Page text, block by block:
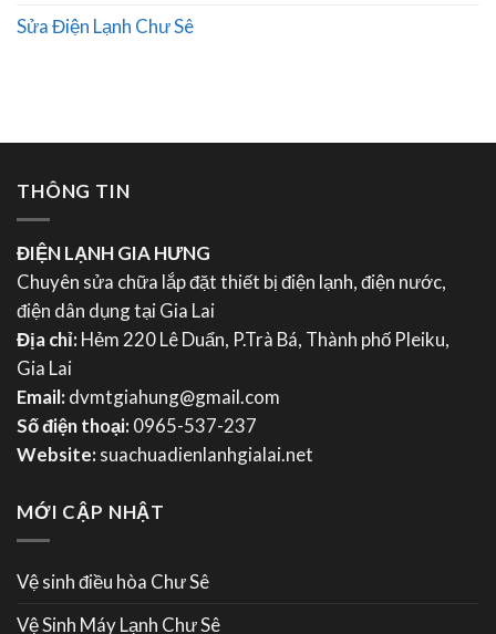
Sửa Điện Lạnh Chư Sê
THÔNG TIN
ĐIỆN LẠNH GIA HƯNG
Chuyên sửa chữa lắp đặt thiết bị điện lạnh, điện nước,
điện dân dụng tại Gia Lai
Địa chỉ: Hẻm 220 Lê Duẩn, P.Trà Bá, Thành phố Pleiku,
Gia Lai
Email: dvmtgiahung@gmail.com
Số điện thoại: 0965-537-237
Website: suachuadienlanhgialai.net
MỚI CẬP NHẬT
Vệ sinh điều hòa Chư Sê
Vệ Sinh Máy Lạnh Chư Sê